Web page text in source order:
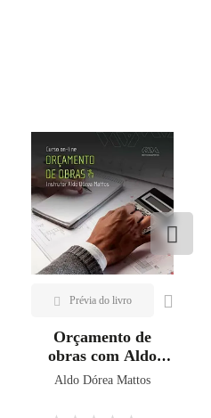
Orçamento de
obras com Aldo
Dórea Mattos
Aldo Dórea Mattos